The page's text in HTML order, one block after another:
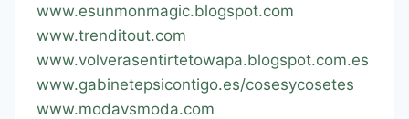
www.esunmonmagic.blogspot.com
www.trenditout.com
www.volverasentirtetowapa.blogspot.com.es
www.gabinetepsicontigo.es/cosesycosetes
www.modavsmoda.com